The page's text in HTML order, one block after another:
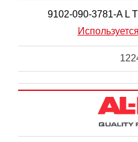
9102-090-3781-A L